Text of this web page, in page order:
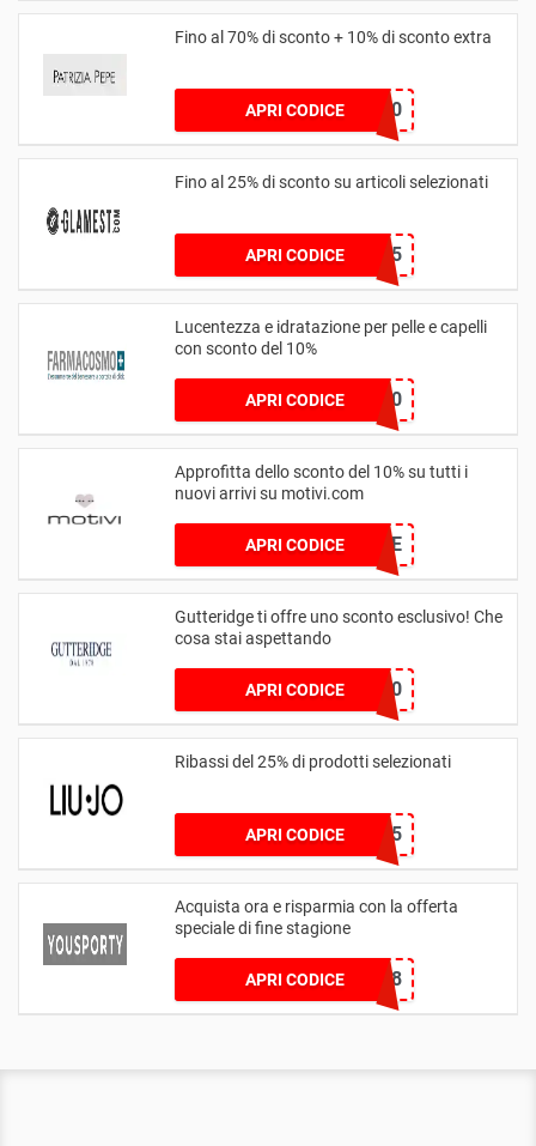
Fino al 70% di sconto + 10% di sconto extra
APRI CODICEEXTRA10
Fino al 25% di sconto su articoli selezionati
APRI CODICEEXTRA25
Lucentezza e idratazione per pelle e capelli
con sconto del 10%
APRI CODICESUN10
Approfitta dello sconto del 10% su tutti i
nuovi arrivi su motivi.com
APRI CODICE
MOTIVIWELCOME
Gutteridge ti offre uno sconto esclusivo! Che
cosa stai aspettando
APRI CODICEAPP10
Ribassi del 25% di prodotti selezionati
APRI CODICESPRING25
Acquista ora e risparmia con la offerta
speciale di fine stagione
APRI CODICE3B05D498